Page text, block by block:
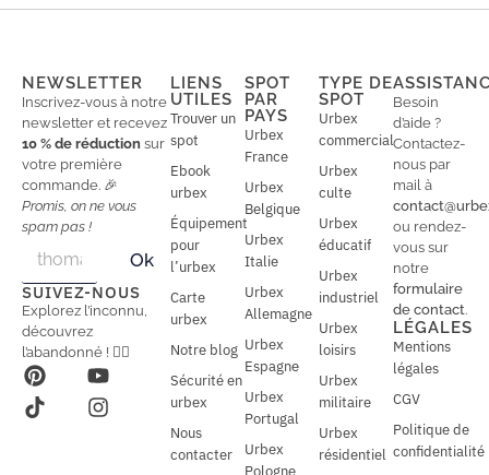
NEWSLETTER
Inscrivez-vous à notre
newsletter et recevez
10 % de réduction sur
votre première
commande. 🎉
Promis, on ne vous
spam pas !
a
i
l
a
i
l
*
Ok
SUIVEZ-NOUS
Explorez l’inconnu,
découvrez
l’abandonné ! 🕵️‍♂️
LIENS
UTILES
Trouver un
spot
Ebook
urbex
Équipement
pour
l’urbex
Carte
urbex
Notre blog
Sécurité en
urbex
Nous
contacter
SPOT
PAR
PAYS
Urbex
France
Urbex
Belgique
Urbex
Italie
Urbex
Allemagne
Urbex
Espagne
Urbex
Portugal
Urbex
Pologne
TYPE DE
SPOT
Urbex
commercial
Urbex
culte
Urbex
éducatif
Urbex
industriel
Urbex
loisirs
Urbex
militaire
Urbex
résidentiel
Besoin
d’aide ?
Contactez-
nous par
mail à
ou rendez-
vous sur
notre
formulaire
de contact.
LÉGALES
Mentions
légales
CGV
Politique de
confidentialité